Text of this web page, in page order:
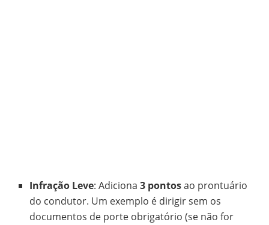
Infração Leve: Adiciona3 pontosao prontuário
do condutor. Um exemplo é dirigir sem os
documentos de porte obrigatório (se não for